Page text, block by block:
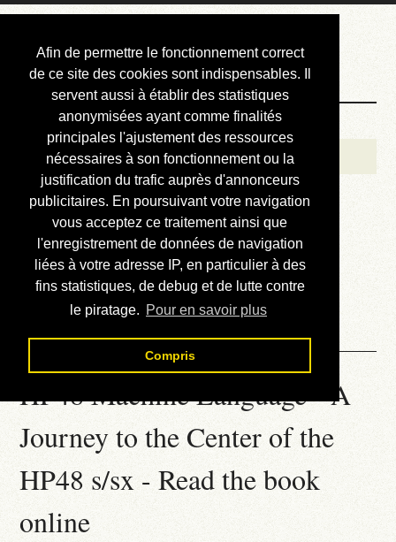
Afin de permettre le fonctionnement correct
de ce site des cookies sont indispensables. Il
servent aussi à établir des statistiques
anonymisées ayant comme finalités
principales l'ajustement des ressources
nécessaires à son fonctionnement ou la
justification du trafic auprès d'annonceurs
publicitaires. En poursuivant votre navigation
vous acceptez ce traitement ainsi que
l'enregistrement de données de navigation
liées à votre adresse IP, en particulier à des
fins statistiques, de debug et de lutte contre
le piratage. Pour en savoir plus
Compris
Courbis, « LE »
Blog Officiel
Bienvenue
Réalisations
Divers (et d’été)
Annonces
Liens externes
Téléchargement
Contact
HP48 Machine Language - A
Journey to the Center of the
HP48 s/sx - Read the book
online